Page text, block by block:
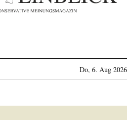
Do, 6. Aug 2026